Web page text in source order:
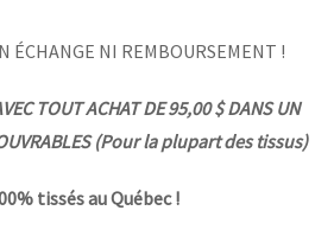
ÉCHANGE NI REMBOURSEMENT !
TOUT ACHAT DE 95,00 $ DANS UN
(Pour la plupart des tissus)
tissés au Québec !